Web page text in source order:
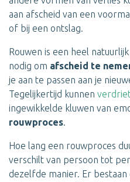
aan afscheid van een
of bij een ontslag.
Rouwen is een heel
nodig om afscheid te
je aan te passen aan je
Tegelijkertijd kunnen
ingewikkelde kluwen van
rouwproces.
Hoe lang een rouwproces
verschilt van persoon tot
dezelfde manier. Er